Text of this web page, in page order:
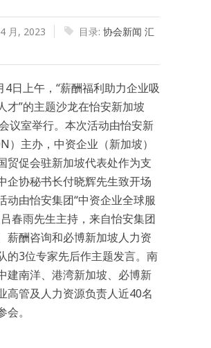
月, 2023 目录: 协会新闻 汇
4日上午，“薪酬福利助力企业吸
才”的主题沙龙在怡安新加坡
会议室举行。本次活动由怡安新
）主办，中资企业（新加坡）
贸促会驻新加坡代表处作为支
企协秘书长付晓辉先生致开场
动由怡安集团“中资企业全球服
春雨先生主持，来自怡安集团
薪酬咨询和必博新加坡人力资
的3位专家先后作主题发言。南
建南洋、港湾新加坡、必博新
高管及人力资源负责人近40名
。